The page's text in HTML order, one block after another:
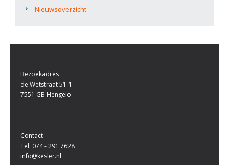
Nieuwsoverzicht
Bezoekadres
de Wetstraat 51-1
7551 GB Hengelo
Contact
Tel: 074 - 291 7628
info@kesler.nl